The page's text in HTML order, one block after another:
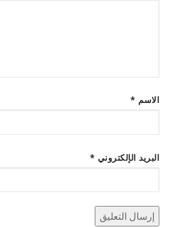
الاسم *
البريد الإلكتروني *